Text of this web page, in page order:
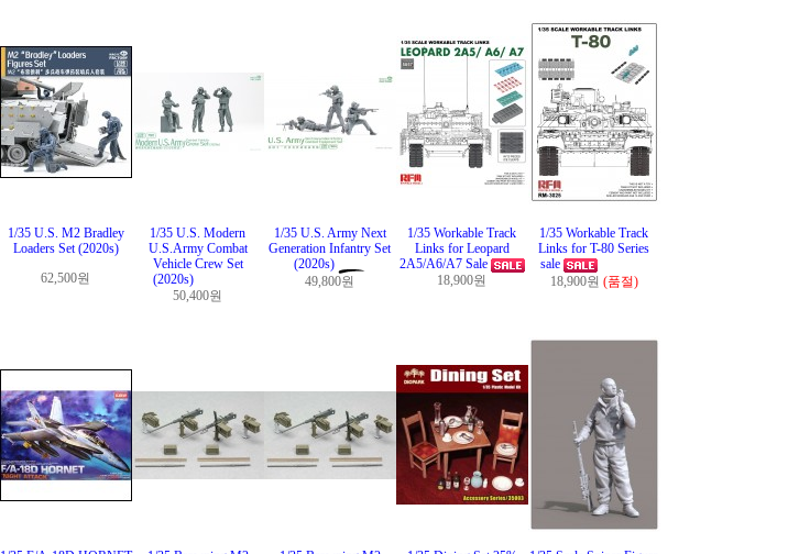
1/35 U.S. M2 Bradley
Loaders Set (2020s)
62,500원
1/35 U.S. Modern
U.S.Army Combat
Vehicle Crew Set
(2020s)
50,400원
1/35 U.S. Army Next
Generation Infantry Set
(2020s)
49,800원
1/35 Workable Track
Links for Leopard
2A5/A6/A7 Sale
18,900원
1/35 Workable Track
Links for T-80 Series
sale
18,900원 (품절)